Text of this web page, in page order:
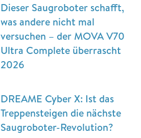
Dieser Saugroboter schafft,
was andere nicht mal
versuchen – der MOVA V70
Ultra Complete überrascht
2026
DREAME Cyber X: Ist das
Treppensteigen die nächste
Saugroboter-Revolution?